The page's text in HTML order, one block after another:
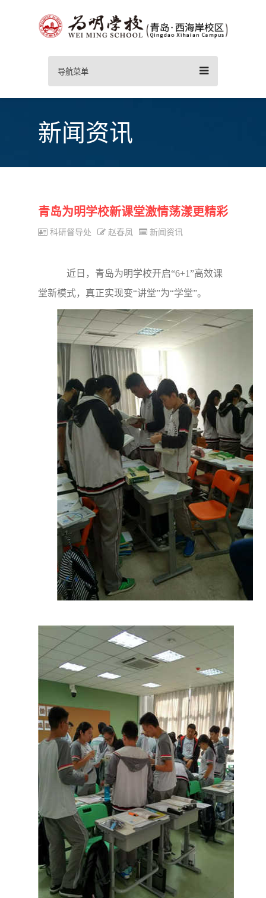
导航菜单
新闻资讯
青岛为明学校新课堂激情荡漾更精彩
科研督导处 赵春凤 新闻资讯
近日，青岛为明学校开启“6+1”高效课
堂新模式，真正实现变“讲堂”为“学堂”。